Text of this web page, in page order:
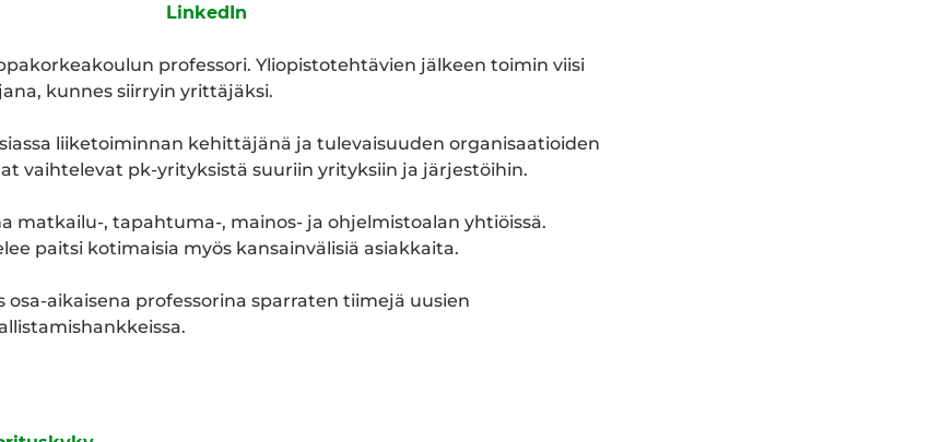
LinkedIn
professori. Yliopistotehtävien jälkeen toimin viisi
kunnes siirryin yrittäjäksi.
liiketoiminnan kehittäjänä ja tulevaisuuden organisaatioiden
vaihtelevat pk-yrityksistä suuriin yrityksiin ja järjestöihin.
matkailu-, tapahtuma-, mainos- ja ohjelmistoalan yhtiöissä.
paitsi kotimaisia myös kansainvälisiä asiakkaita.
osa-aikaisena professorina sparraten tiimejä uusien